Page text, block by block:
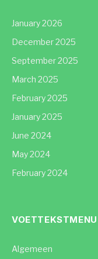
January 2026
December 2025
September 2025
March 2025
February 2025
January 2025
June 2024
May 2024
February 2024
VOETTEKSTMENU
Algemeen